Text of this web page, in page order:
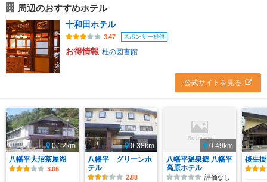
周辺のおすすめホテル
十和田ホテル
3.47 スポンサー提供
お得情報 杜の図書館
公式サイトを見る
0.12km
八幡平大沼茶屋湖
3.05
0.38km
八幡平 グリーンホ
テル
2.88
0.49km
八幡平温泉郷 八幡平
高原ホテル
評価なし
後生